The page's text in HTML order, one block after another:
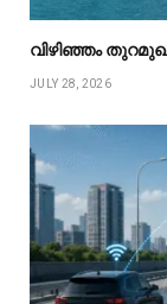
വിഴിഞ്ഞം
JULY 28, 2026